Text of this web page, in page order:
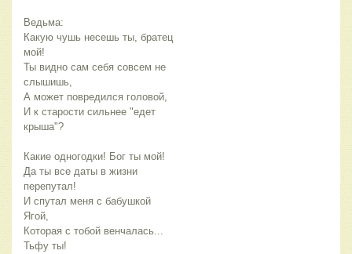
Ведьма:
Какую чушь несешь ты, братец
мой!
Ты видно сам себя совсем не
слышишь,
А может повредился головой,
И к старости сильнее "едет
крыша"?
Какие одногодки! Бог ты мой!
Да ты все даты в жизни
перепутал!
И спутал меня с бабушкой
Ягой,
Которая с тобой венчалась...
Тьфу ты!